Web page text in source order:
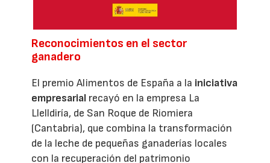
Reconocimientos en el sector
ganadero
El premio Alimentos de España a la iniciativa
empresarial recayó en la empresa La
Llelldiría, de San Roque de Riomiera
(Cantabria), que combina la transformación
de la leche de pequeñas ganaderías locales
con la recuperación del patrimonio